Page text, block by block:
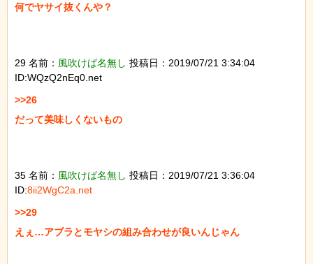
何でヤサイ抜くんや？
29 名前： 風吹けば名無し 投稿日：2019/07/21 3:34:04
ID:WQzQ2nEq0.net
>>26
だって美味しくないもの
35 名前： 風吹けば名無し 投稿日：2019/07/21 3:36:04
ID:8ii2WgC2a.net
>>29
えぇ…アブラとモヤシの組み合わせが良いんじゃん